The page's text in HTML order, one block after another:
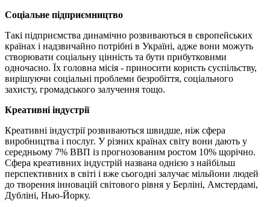
Соціальне підприємництво
Такі підприємства динамічно розвиваються в європейських
країнах і надзвичайно потрібні в Україні, адже вони можуть
створювати соціальну цінність та бути прибутковими
одночасно. Їх головна місія - приносити користь суспільству,
вирішуючи соціальні проблеми безробіття, соціального
захисту, громадського залучення тощо.
Креативні індустрії
Креативні індустрії розвиваються швидше, ніж сфера
виробництва і послуг. У різних країнах світу вони дають у
середньому 7% ВВП із прогнозованим ростом 10% щорічно.
Сфера креативних індустрій названа однією з найбільш
перспективних в світі і вже сьогодні залучає мільйони людей
до творення інновацій світового рівня у Берліні, Амстердамі,
Дубліні, Нью-Йорку.